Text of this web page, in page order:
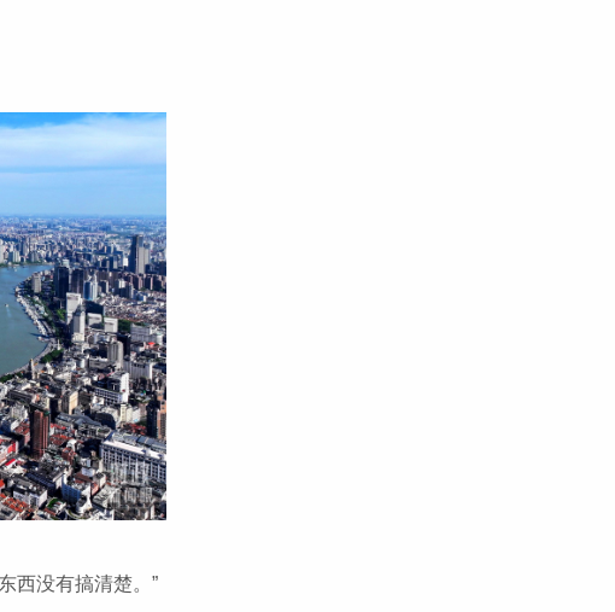
西没有搞清楚。”